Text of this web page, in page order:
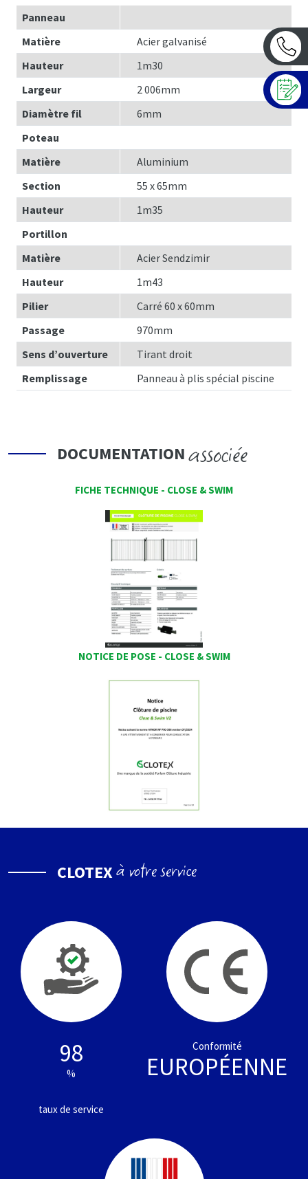
Panneau
Matière
Acier galvanisé
Hauteur
1m30
Largeur
2 006mm
Diamètre fil
6mm
Poteau
Matière
Aluminium
Section
55 x 65mm
Hauteur
1m35
Portillon
Matière
Acier Sendzimir
Hauteur
1m43
Pilier
Carré 60 x 60mm
Passage
970mm
Sens d’ouverture
Tirant droit
Remplissage
Panneau à plis spécial piscine
DOCUMENTATIONassociée
FICHE TECHNIQUE - CLOSE & SWIM
NOTICE DE POSE - CLOSE & SWIM
CLOTEXà votre service
98
%
taux de service
Conformité
EUROPÉENNE